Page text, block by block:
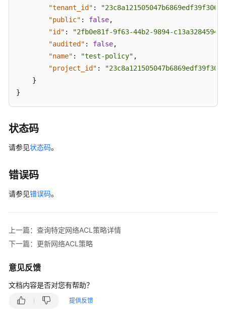
（吉
坡
域）
使
必
概
览
"tenant_id" :
"public" : false,
"id" :
"2fb0e81f-9f63-44b2-9894-c13a3284594a"
"audited" : false,
"name" : "test-policy" ,
"project_id" :
}
}
状态码
请参见状态码。
错误码
请参见错误码。
上一篇：查询特定网络ACL策略详情
下一篇：更新网络ACL策略
意见反馈
文档内容是否对您有帮助？
提供反馈